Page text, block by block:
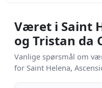
Været i Saint
og Tristan da
Vanlige spørsmål om
for Saint Helena,